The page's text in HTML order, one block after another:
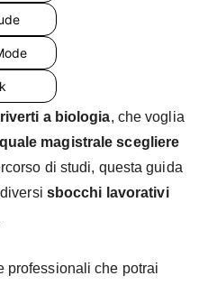
a biologia, che voglia
quale magistrale scegliere
di studi, questa guida
sbocchi lavorativi
professionali che potrai